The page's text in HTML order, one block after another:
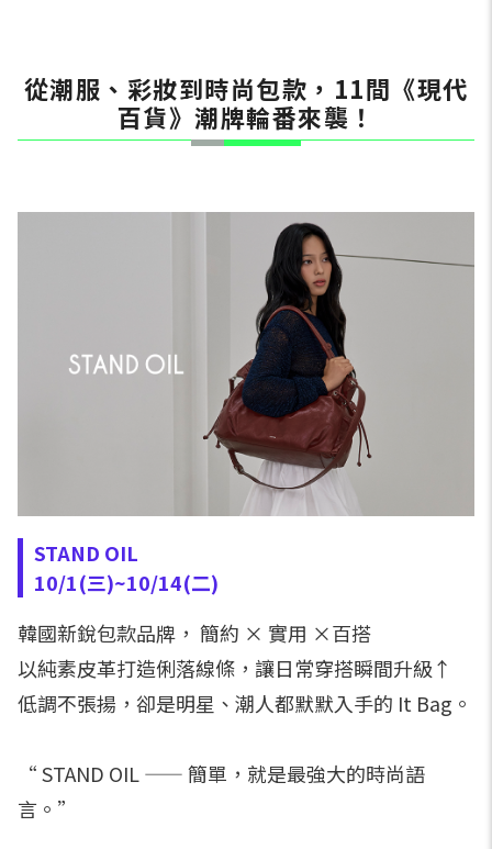
從潮服、彩妝到時尚包款，11間《現代
百貨》潮牌輪番來襲！
STAND OIL
10/1(三)~10/14(二)
韓國新銳包款品牌， 簡約 × 實用 ×百搭
以純素皮革打造俐落線條，讓日常穿搭瞬間升級↑
低調不張揚，卻是明星、潮人都默默入手的 It Bag。
“ STAND OIL —— 簡單，就是最強大的時尚語
言。”